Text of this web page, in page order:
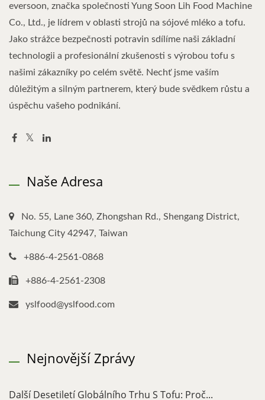
eversoon, značka společnosti Yung Soon Lih Food Machine
Co., Ltd., je lídrem v oblasti strojů na sójové mléko a tofu.
Jako strážce bezpečnosti potravin sdílíme naši základní
technologii a profesionální zkušenosti s výrobou tofu s
našimi zákazníky po celém světě. Nechť jsme vaším
důležitým a silným partnerem, který bude svědkem růstu a
úspěchu vašeho podnikání.
Naše Adresa
No. 55, Lane 360, Zhongshan Rd., Shengang District,
Taichung City 42947, Taiwan
+886-4-2561-0868
+886-4-2561-2308
yslfood@yslfood.com
Nejnovější Zprávy
Další Desetiletí Globálního Trhu S Tofu: Proč...